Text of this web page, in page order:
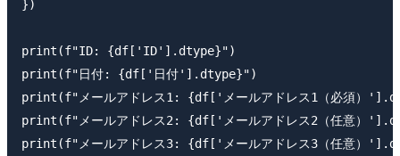
})
print(f"ID: {df['ID'].dtype}")
print(f"日付: {df['日付'].dtype}")
print(f"メールアドレス1: {df['メールアドレス1（必須）
print(f"メールアドレス2: {df['メールアドレス2（任意）